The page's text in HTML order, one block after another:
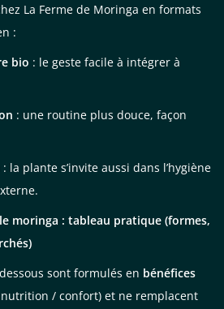
La Ferme de Moringa en formats
:
bio : le geste facile à intégrer à
: une routine plus douce, façon
: la plante s’invite aussi dans l’hygiène
moringa : tableau pratique (formes,
sont formulés en bénéfices
/ confort) et ne remplacent